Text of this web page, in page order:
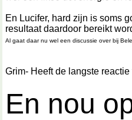
En Lucifer, hard zijn is soms
resultaat daardoor bereikt
Al gaat daar nu wel een discussie over bij
Grim- Heeft de langste
En nou